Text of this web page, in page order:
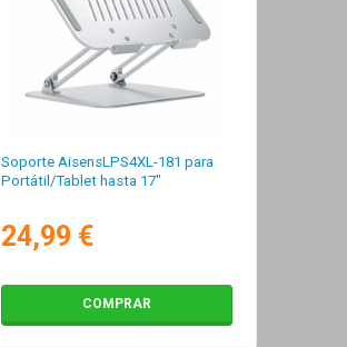
Soporte AisensLPS4XL-181 para
Portátil/Tablet hasta 17"
24,99 €
COMPRAR